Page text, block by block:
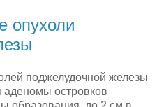
опухоли
поджелудочной железы
аденомы островков